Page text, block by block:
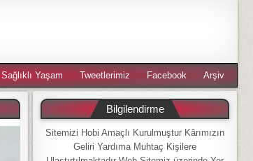
Sağlıklı Yaşam Tweetlerimiz Facebook Arşiv
Bilgilendirme
Sitemizi Hobi Amaçlı Kurulmuştur Kârımızın
Geliri Yardıma Muhtaç Kişilere